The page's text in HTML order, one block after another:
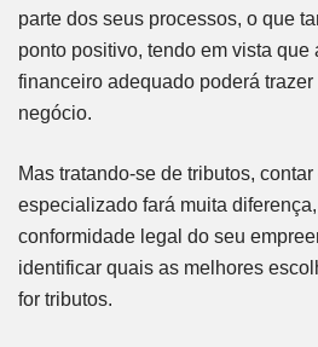
parte dos seus processos, o que
ponto positivo, tendo em vista que
financeiro adequado poderá
negócio.
Mas tratando-se de tributos,
especializado fará muita
conformidade legal do seu
identificar quais as melhores
for tributos.